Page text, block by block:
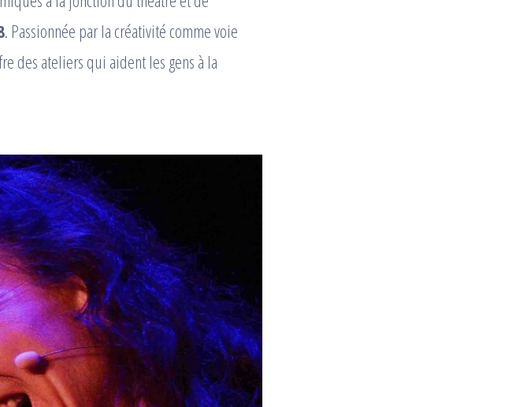
. Passionnée par la créativité comme voie
des ateliers qui aident les gens à la